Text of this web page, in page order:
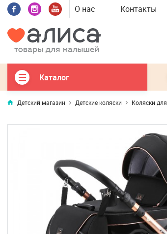
О нас Контакты
Каталог
Детский магазин Детские коляски Коляски